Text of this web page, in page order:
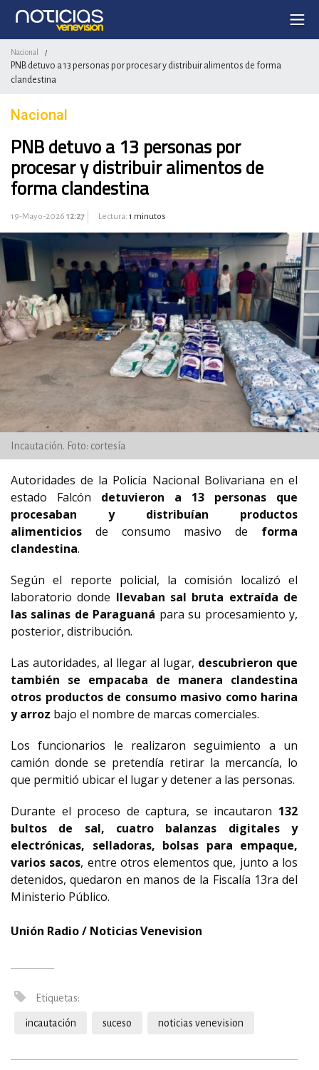
Nacional /
PNB detuvo a 13 personas por procesar y distribuir alimentos de forma
clandestina
Nacional
PNB detuvo a 13 personas por
procesar y distribuir alimentos de
forma clandestina
19-Mayo-2026 12:27 Lectura: 1 minutos
Incautación. Foto: cortesía
Autoridades de la Policía Nacional Bolivariana en el
estado Falcón detuvieron a 13 personas que
procesaban y distribuían productos
alimenticios de consumo masivo de forma
clandestina.
Según el reporte policial, la comisión localizó el
laboratorio donde llevaban sal bruta extraída de
las salinas de Paraguaná para su procesamiento y,
posterior, distribución.
Las autoridades, al llegar al lugar, descubrieron que
también se empacaba de manera clandestina
otros productos de consumo masivo como harina
y arroz bajo el nombre de marcas comerciales.
Los funcionarios le realizaron seguimiento a un
camión donde se pretendía retirar la mercancía, lo
que permitió ubicar el lugar y detener a las personas.
Durante el proceso de captura, se incautaron 132
bultos de sal, cuatro balanzas digitales y
electrónicas, selladoras, bolsas para empaque,
varios sacos, entre otros elementos que, junto a los
detenidos, quedaron en manos de la Fiscalía 13ra del
Ministerio Público.
Unión Radio / Noticias Venevision
Etiquetas:
incautación suceso noticias venevision